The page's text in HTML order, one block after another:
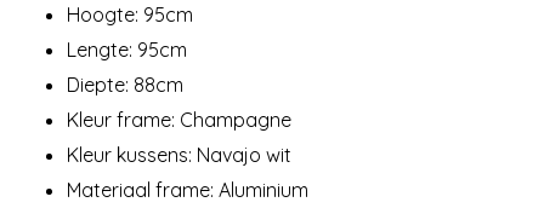
Hoogte: 95cm
Lengte: 95cm
Diepte: 88cm
Kleur frame: Champagne
Kleur kussens: Navajo wit
Materiaal frame: Aluminium